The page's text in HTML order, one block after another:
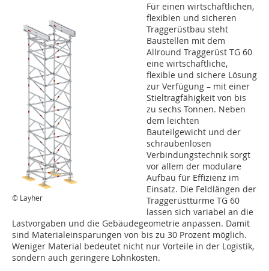
© Layher
Für einen wirtschaftlichen,
flexiblen und sicheren
Traggerüstbau steht
Baustellen mit dem
Allround Traggerüst TG 60
eine wirtschaftliche,
flexible und sichere Lösung
zur Verfügung – mit einer
Stieltragfähigkeit von bis
zu sechs Tonnen. Neben
dem leichten
Bauteilgewicht und der
schraubenlosen
Verbindungstechnik sorgt
vor allem der modulare
Aufbau für Effizienz im
Einsatz. Die Feldlängen der
Traggerüsttürme TG 60
lassen sich variabel an die
Lastvorgaben und die Gebäudegeometrie anpassen. Damit
sind Materialeinsparungen von bis zu 30 Prozent möglich.
Weniger Material bedeutet nicht nur Vorteile in der Logistik,
sondern auch geringere Lohnkosten.